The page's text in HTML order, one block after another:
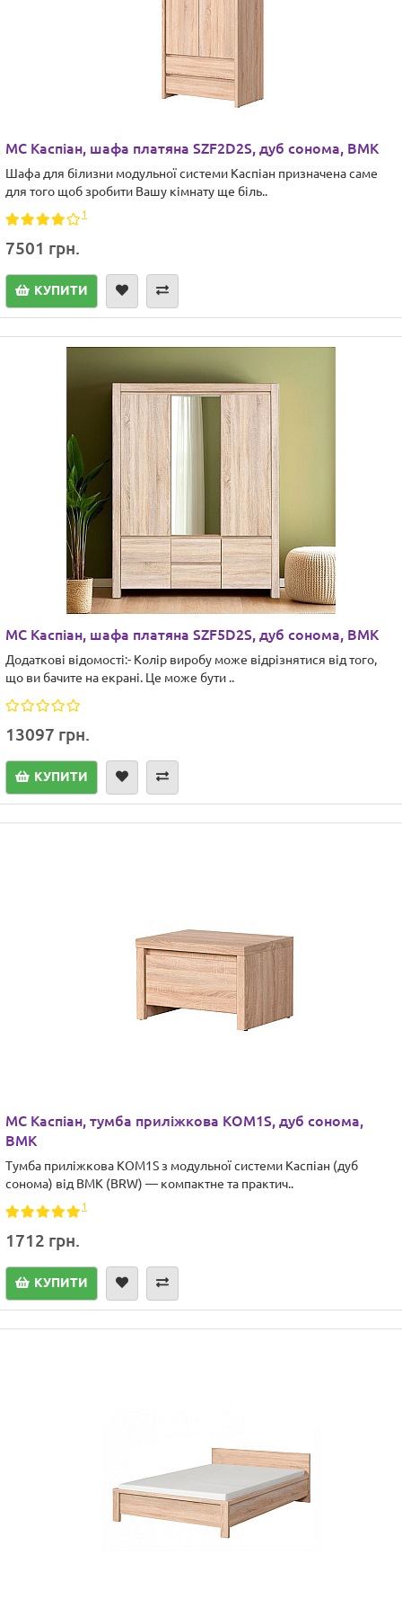
МС Каспіан, шафа платяна SZF2D2S, дуб сонома, ВМК
Шафа для білизни модульної системи Каспіан призначена саме
для того щоб зробити Вашу кімнату ще біль..
1
7501 грн.
КУПИТИ
МС Каспіан, шафа платяна SZF5D2S, дуб сонома, ВМК
Додаткові відомості:- Колір виробу може відрізнятися від того,
що ви бачите на екрані. Це може бути ..
13097 грн.
КУПИТИ
МС Каспіан, тумба приліжкова KOM1S, дуб сонома,
ВМК
Тумба приліжкова KOM1S з модульної системи Каспіан (дуб
сонома) від ВМК (BRW) — компактне та практич..
1
1712 грн.
КУПИТИ